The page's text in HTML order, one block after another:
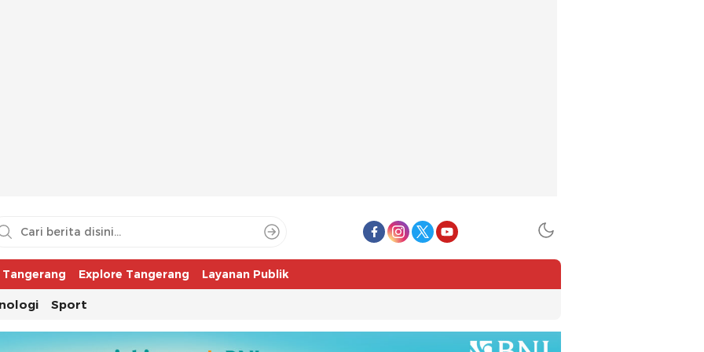
Explore Tangerang Layanan Publik
Sport